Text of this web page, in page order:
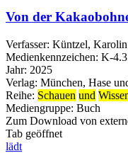
Von der
Verfasser: Küntzel, Karolin
Medienkennzeichen: K-4.3
Jahr: 2025
Verlag: München, Hase
Reihe: Schauen und
Mediengruppe: Buch
Zum Download von
Tab geöffnet
lädt